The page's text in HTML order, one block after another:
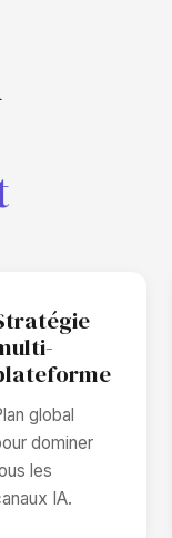
global
dominer
les
IA.